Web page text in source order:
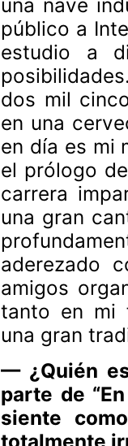
una nave
público a
estudio a
dos mil
en una
en día es mi
el prólogo
carrera
una gran
aderezado
amigos
tanto en mi
una gran
— ¿Quién
parte de
siente
totalmente